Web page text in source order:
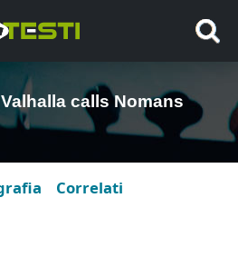
calls Nomans
Correlati